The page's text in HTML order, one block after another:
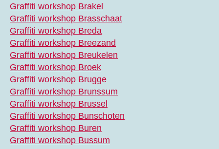
Graffiti workshop Brakel
Graffiti workshop Brasschaat
Graffiti workshop Breda
Graffiti workshop Breezand
Graffiti workshop Breukelen
Graffiti workshop Broek
Graffiti workshop Brugge
Graffiti workshop Brunssum
Graffiti workshop Brussel
Graffiti workshop Bunschoten
Graffiti workshop Buren
Graffiti workshop Bussum